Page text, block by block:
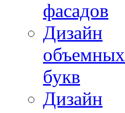
фасадов
Дизайн
объемных
букв
Дизайн